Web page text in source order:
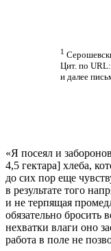
1
Цит. по
и далее
«Я посеял и
4,5 гектара] хлеба,
до сих пор еще
в результате того
и не терпящая
обязательно бросить
нехватки влаги оно
работа в поле не